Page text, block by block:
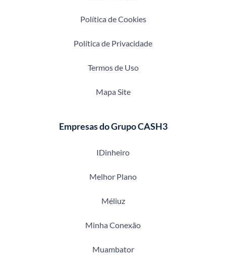
Política de Cookies
Política de Privacidade
Termos de Uso
Mapa Site
Empresas do Grupo CASH3
IDinheiro
Melhor Plano
Méliuz
Minha Conexão
Muambator